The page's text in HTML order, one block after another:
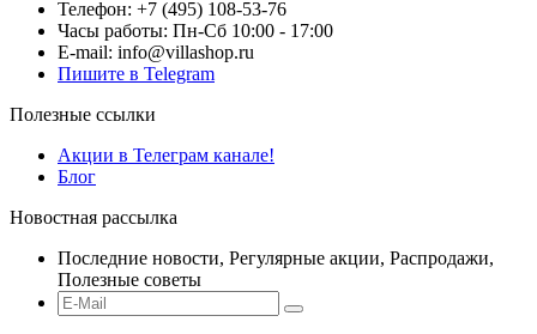
Телефон: +7 (495) 108-53-76
Часы работы: Пн-Сб 10:00 - 17:00
E-mail: info@villashop.ru
Пишите в Telegram
Полезные ссылки
Акции в Телеграм канале!
Блог
Новостная рассылка
Последние новости, Регулярные акции, Распродажи,
Полезные советы